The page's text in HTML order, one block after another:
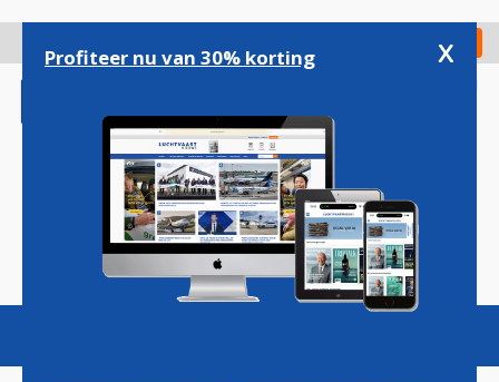
gaan
Check in
Magazine Podcasts Vacatures
Profiteer nu van 30% korting x